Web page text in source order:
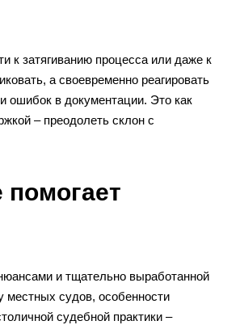
к затягиванию процесса или даже к
а своевременно реагировать
ошибок в документации. Это как
– преодолеть склон с
и тщательно выработанной
местных судов, особенности
судебной практики –